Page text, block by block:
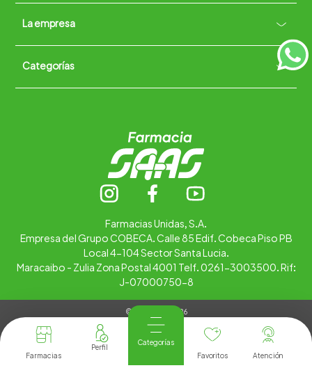
Farmacias
Categorías
Favoritos
Atención
Contacto vía WhatsApp
Términos y condiciones
La empresa +
Quiénes somos
Trabaja con nosotros
Categorías +
Farmacias Unidas, S.A.
Empresa del Grupo COBECA. Calle 85 Edif. Cobeca Piso PB
Local 4-104 Sector Santa Lucia.
Maracaibo - Zulia Zona Postal 4001 Telf. 0261-3003500. Rif:
J-07000750-8
© Copyright 2026
Tienda Virtual desarrollada por
Tecnología